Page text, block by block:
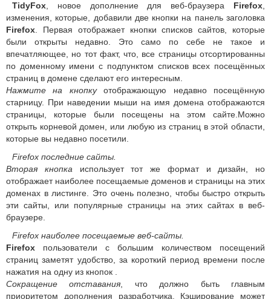
TidyFox , новое дополнение для веб-браузера Firefox
изменения, которые, добавили две кнопки на панель заголовка
Firefox . Первая отображает кнопки списков сайтов, которые
были открыты недавно. Это само по себе не такое и
впечатляющее, но тот факт, что, все страницы отсортированны
по доменному имени с подпунктом списков всех посещённых
страниц в домене сделают его интересным.
Нажмите на кнопкуотображающую недавно посещённую
старницу. При наведении мыши на имя домена отображаются
страницы, которые были посещены на этом сайте.Можно
открыть корневой домен, или любую из страниц в этой области,
которые вы недавно посетили.
Firefox последние сайты.
Вторая кнопка использует тот же формат и дизайн, но
отображает наиболее посещаемые доменов и страницы на этих
доменах в листинге. Это очень полезно, чтобы быстро открыть
эти сайты, или популярные страницы на этих сайтах в веб-
браузере.
Firefox наиболее посещаемые веб-сайты.
Firefox пользователи с большим количеством посещений
страниц заметят удобство, за короткий период времени после
нажатия на одну из кнопок .
Сокращение отставания , что должно быть главным
приоритетом дополнения разработчика. Кэширование может